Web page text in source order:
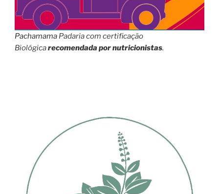
Pachamama Padaria com certificação
Biológicarecomendada por nutricionistas.